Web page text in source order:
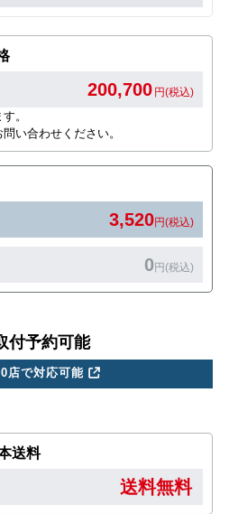
200,700 円(税込)
。
い合わせください。
3,520円(税込)
0円(税込)
付予約可能
店で対応可能
送料
送料無料